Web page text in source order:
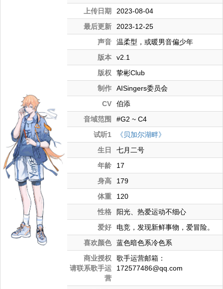
上传日期
2023-08-04
最后更新
2023-12-25
声音
温柔型，或暖男音偏少年
版本
v2.1
版权
挚彬Club
制作
AISingers委员会
CV
伯添
音域范围
#G2 ~ C4
试听1
《贝加尔湖畔》
生日
七月二号
年龄
17
身高
179
体重
120
性格
阳光、热爱运动不细心
爱好
电竞，发现新鲜事物，爱冒险。
喜欢颜色
蓝色暗色系冷色系
商业授权
请联系歌手运
营
歌手运营邮箱：
172577486@qq.com